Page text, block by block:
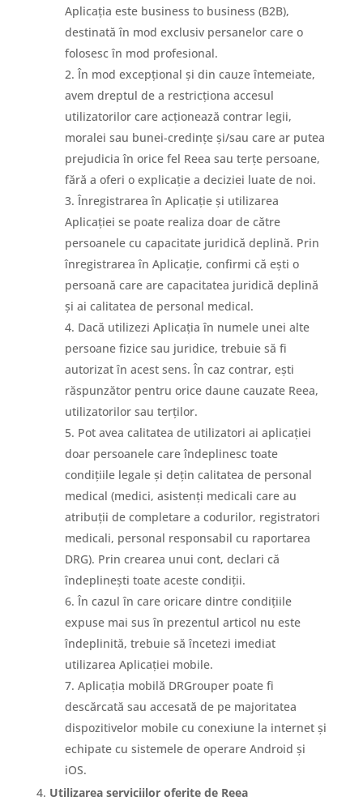
Aplicația este business to business (B2B),
destinată în mod exclusiv persanelor care o
folosesc în mod profesional.
În mod excepțional și din cauze întemeiate,
avem dreptul de a restricționa accesul
utilizatorilor care acționează contrar legii,
moralei sau bunei-credințe și/sau care ar putea
prejudicia în orice fel Reea sau terțe persoane,
fără a oferi o explicație a deciziei luate de noi.
Înregistrarea în Aplicație și utilizarea
Aplicației se poate realiza doar de către
persoanele cu capacitate juridică deplină. Prin
înregistrarea în Aplicație, confirmi că ești o
persoană care are capacitatea juridică deplină
și ai calitatea de personal medical.
Dacă utilizezi Aplicația în numele unei alte
persoane fizice sau juridice, trebuie să fi
autorizat în acest sens. În caz contrar, ești
răspunzător pentru orice daune cauzate Reea,
utilizatorilor sau terților.
Pot avea calitatea de utilizatori ai aplicației
doar persoanele care îndeplinesc toate
condițiile legale și dețin calitatea de personal
medical (medici, asistenți medicali care au
atribuții de completare a codurilor, registratori
medicali, personal responsabil cu raportarea
DRG). Prin crearea unui cont, declari că
îndeplinești toate aceste condiții.
În cazul în care oricare dintre condițiile
expuse mai sus în prezentul articol nu este
îndeplinită, trebuie să încetezi imediat
utilizarea Aplicației mobile.
Aplicația mobilă DRGrouper poate fi
descărcată sau accesată de pe majoritatea
dispozitivelor mobile cu conexiune la internet și
echipate cu sistemele de operare Android și
iOS.
Utilizarea serviciilor oferite de Reea